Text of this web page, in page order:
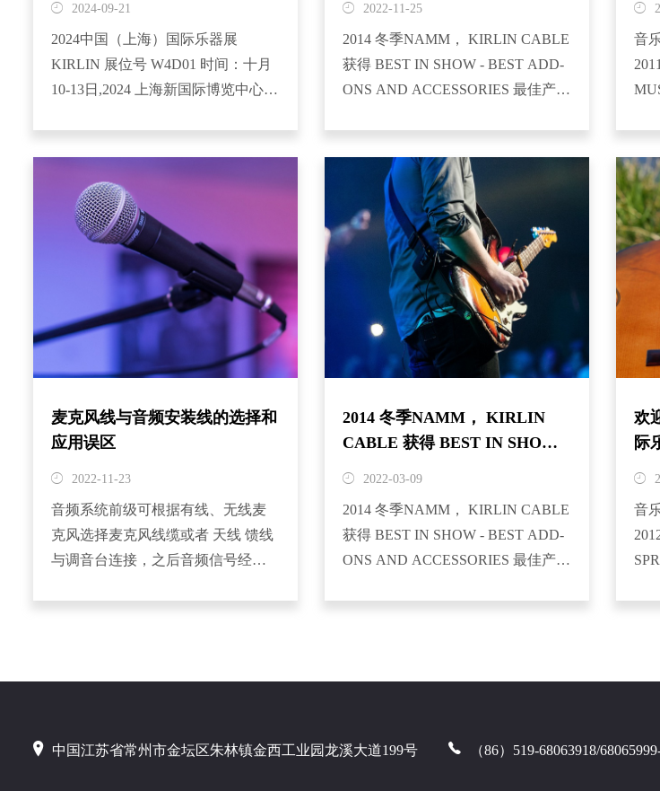
2024-09-21
2024中国（上海）国际乐器展
KIRLIN 展位号 W4D01 时间：十月
10-13日,2024 上海新国际博览中心
2022-11-25
2014 冬季NAMM， KIRLIN CABLE
获得 BEST IN SHOW - BEST ADD-
ONS AND ACCESSORIES 最佳产
的安纳海姆市拉开了序幕。为期4天
音
麦克风线与音频安装线的选择和
应用误区
2022-11-23
音频系统前级可根据有线、无线麦
克风选择麦克风线缆或者 天线 馈线
与调音台连接，之后音频信号经过
2014 冬季NAMM， KIRLIN
CABLE 获得 BEST IN SHOW -
2022-03-09
2014 冬季NAMM， KIRLIN CABLE
获得 BEST IN SHOW - BEST ADD-
ONS AND ACCESSORIES 最佳产
欢
际
音
中国江苏省常州市金坛区朱林镇金西工业园龙溪大道199号 （86）519-68063918/